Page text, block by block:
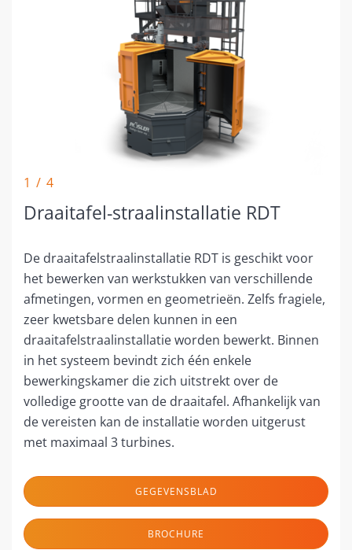
1 / 4
Draaitafel-straalinstallatie RDT
De draaitafelstraalinstallatie RDT is geschikt voor
het bewerken van werkstukken van verschillende
afmetingen, vormen en geometrieën. Zelfs fragiele,
zeer kwetsbare delen kunnen in een
draaitafelstraalinstallatie worden bewerkt. Binnen
in het systeem bevindt zich één enkele
bewerkingskamer die zich uitstrekt over de
volledige grootte van de draaitafel. Afhankelijk van
de vereisten kan de installatie worden uitgerust
met maximaal 3 turbines.
GEGEVENSBLAD
BROCHURE